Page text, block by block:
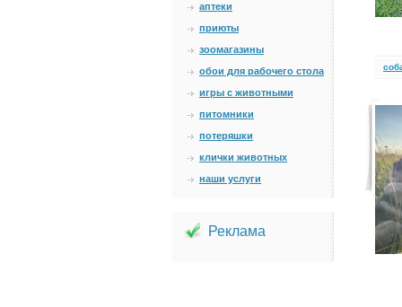
аптеки
приюты
зоомагазины
обои для рабочего стола
игры с животными
питомники
потеряшки
клички животных
наши услуги
Реклама